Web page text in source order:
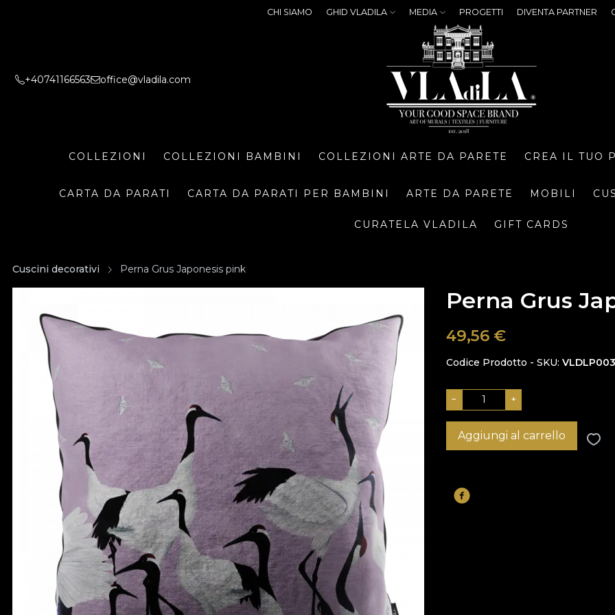
CHI SIAMO GHID VLADILA MEDIA PROGETTI DIVENTA PARTNER
+40741166563 office@vladila.com
COLLEZIONI COLLEZIONI BAMBINI COLLEZIONI ARTE DA PARETE CREA IL TUO
CARTA DA PARATI CARTA DA PARATI PER BAMBINI ARTE DA PARETE MOBILI
CURATELA VLADILA GIFT CARDS
Cuscini decorativi Perna Grus Japonesis pink
Perna Grus
49,56 €
Codice Prodotto - SKU
− +
Aggiungi al carrello